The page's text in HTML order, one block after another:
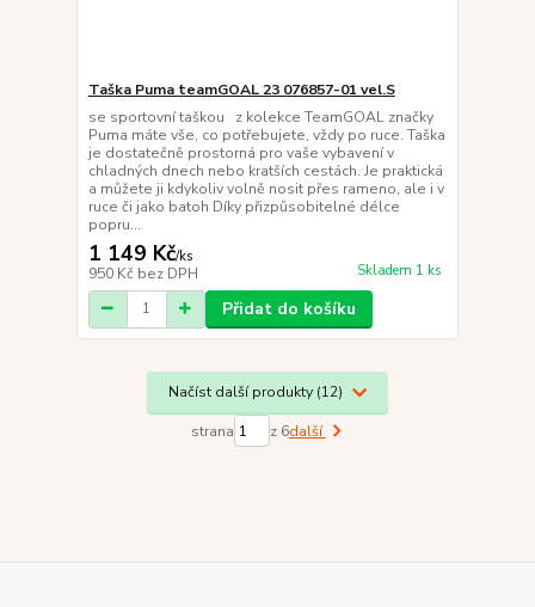
Taška Puma teamGOAL 23 076857-01 vel.S
se sportovní taškou z kolekce TeamGOAL značky
Puma máte vše, co potřebujete, vždy po ruce. Taška
je dostatečně prostorná pro vaše vybavení v
chladných dnech nebo kratších cestách. Je praktická
a můžete ji kdykoliv volně nosit přes rameno, ale i v
ruce či jako batoh Díky přizpůsobitelné délce
popru...
1 149 Kč/ks
950 Kč bez DPH Skladem 1 ks
Přidat do košíku
Načíst další produkty (12)
strana z 6další